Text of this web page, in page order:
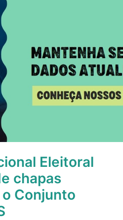
Eleitoral
chapas
Conjunto